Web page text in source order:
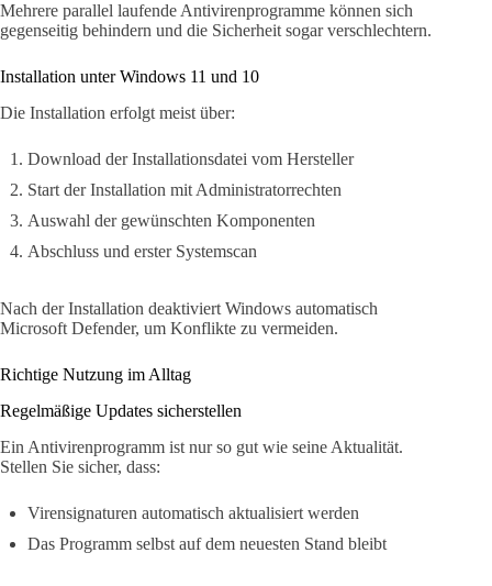
Mehrere parallel laufende Antivirenprogramme können sich
gegenseitig behindern und die Sicherheit sogar verschlechtern.
Installation unter Windows 11 und 10
Die Installation erfolgt meist über:
Download der Installationsdatei vom Hersteller
Start der Installation mit Administratorrechten
Auswahl der gewünschten Komponenten
Abschluss und erster Systemscan
Nach der Installation deaktiviert Windows automatisch
Microsoft Defender, um Konflikte zu vermeiden.
Richtige Nutzung im Alltag
Regelmäßige Updates sicherstellen
Ein Antivirenprogramm ist nur so gut wie seine Aktualität.
Stellen Sie sicher, dass:
Virensignaturen automatisch aktualisiert werden
Das Programm selbst auf dem neuesten Stand bleibt